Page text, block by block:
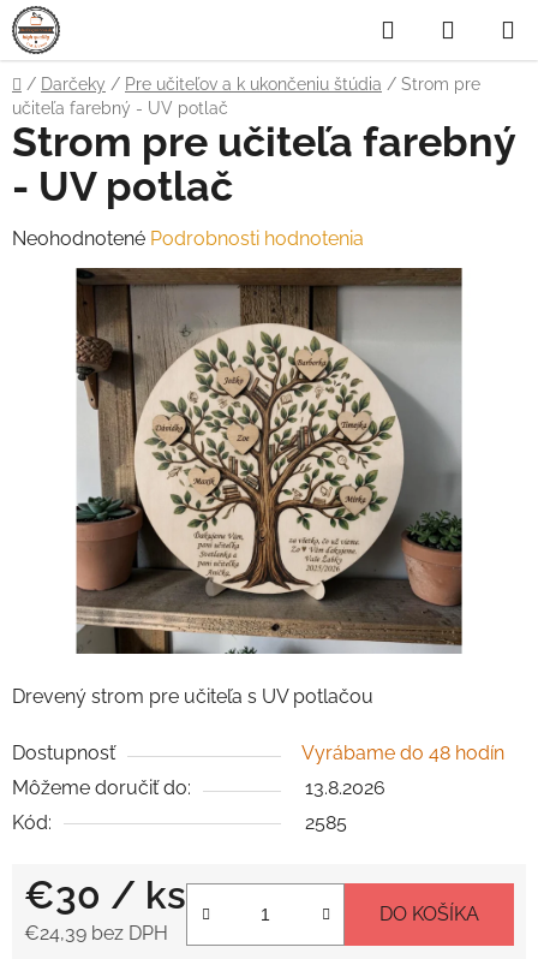
Prejsť
na
obsah
Hľadať
KOŠÍK
Domov
/ Darčeky / Pre učiteľov a k ukončeniu štúdia / Strom pre
učiteľa farebný - UV potlač
Drevený strom pre učiteľa s UV potlačou
Dostupnosť
Vyrábame do 48 hodín
Môžeme doručiť do:
13.8.2026
Kód:
2585
€30 / ks
€24,39 bez DPH
DO KOŠÍKA
Strom pre učiteľa farebný
- UV potlač
Priemerné
hodnotenie
produktu
hviezdičiek.
Neohodnotené Podrobnosti hodnotenia